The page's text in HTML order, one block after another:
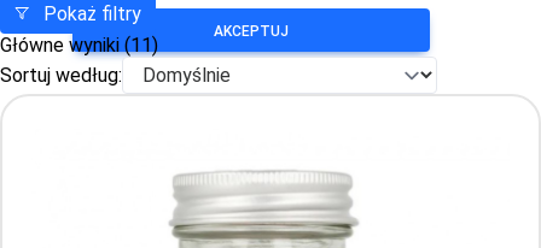
AKCEPTUJ
Pokaż filtry
Główne wyniki (11)
Sortuj według: